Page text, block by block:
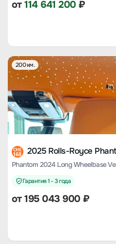
от114 641 200₽
200 км.
CHE
168 2025 Rolls-Royce
Phantom 2024 Long Wheelbase
Гарантия 1 - 3 года
от195 043 900₽